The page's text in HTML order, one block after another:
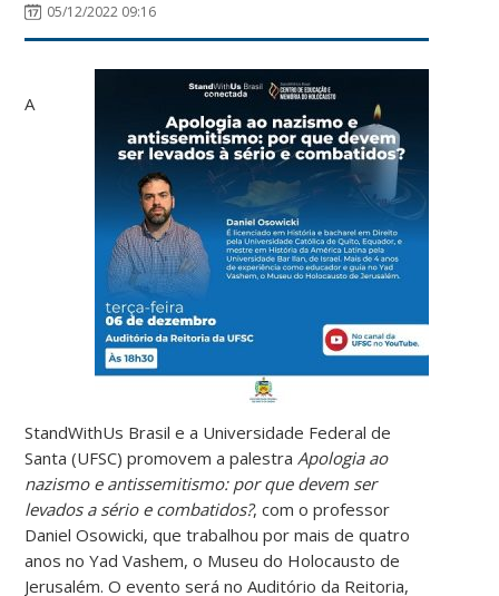
05/12/2022 09:16
A
StandWithUs Brasil e a Universidade Federal de
Santa (UFSC) promovem a palestra Apologia ao
nazismo e antissemitismo: por que devem ser
levados a sério e combatidos?, com o professor
Daniel Osowicki, que trabalhou por mais de quatro
anos no Yad Vashem, o Museu do Holocausto de
Jerusalém. O evento será no Auditório da Reitoria,